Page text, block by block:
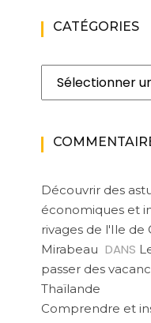
CATÉGORIES
Catégories
Découvrir des
économiques et
rivages de l'Ile de
Mirabeau DANS
passer des
Thaïlande
Comprendre et